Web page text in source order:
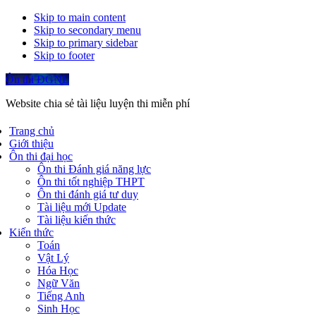
Skip to main content
Skip to secondary menu
Skip to primary sidebar
Skip to footer
Ôn thi ĐGNL
Website chia sẻ tài liệu luyện thi miễn phí
Trang chủ
Giới thiệu
Ôn thi đại học
Ôn thi Đánh giá năng lực
Ôn thi tốt nghiệp THPT
Ôn thi đánh giá tư duy
Tài liệu mới Update
Tài liệu kiến thức
Kiến thức
Toán
Vật Lý
Hóa Học
Ngữ Văn
Tiếng Anh
Sinh Học